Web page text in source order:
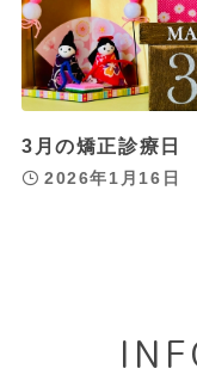
3月の矯正診療日
2026年1月16日